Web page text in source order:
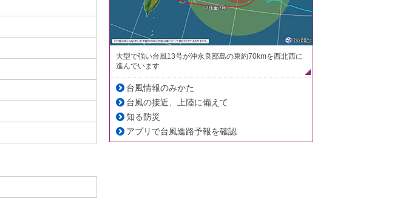
大型で強い台風13号が沖永良部島の東約70kmを西北西に
進んでいます
台風情報のみかた
台風の接近、上陸に備えて
知る防災
アプリで台風進路予報を確認